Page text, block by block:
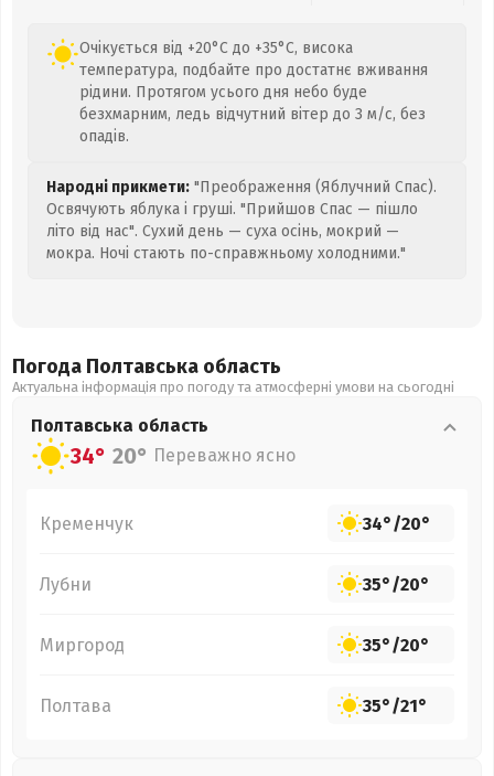
Очікується від +20°C до +35°C, висока
температура, подбайте про достатнє вживання
рідини. Протягом усього дня небо буде
безхмарним, ледь відчутний вітер до 3 м/с, без
опадів.
Народні прикмети: "Преображення (Яблучний Спас).
Освячують яблука і груші. "Прийшов Спас — пішло
літо від нас". Сухий день — суха осінь, мокрий —
мокра. Ночі стають по-справжньому холодними."
Погода Полтавська область
Актуальна інформація про погоду та атмосферні умови на сьогодні
Полтавська область
34° 20° Переважно ясно
Кременчук 34°/20°
Лубни 35°/20°
Миргород 35°/20°
Полтава 35°/21°